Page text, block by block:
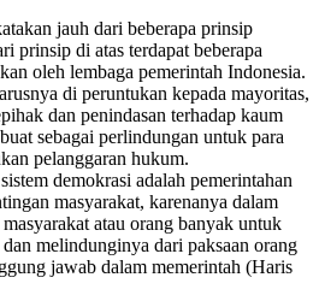
jauh dari beberapa prinsip
prinsip di atas terdapat beberapa
oleh lembaga pemerintah Indonesia.
di peruntukan kepada mayoritas,
dan penindasan terhadap kaum
sebagai perlindungan untuk para
pelanggaran hukum.
demokrasi adalah pemerintahan
masyarakat, karenanya dalam
atau orang banyak untuk
melindunginya dari paksaan orang
jawab dalam memerintah (Haris